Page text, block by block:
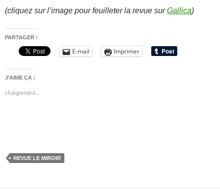
(cliquez sur l’image pour feuilleter la revue surGallica)
PARTAGER :
E-mail Imprimer
J’AIME ÇA :
chargement…
REVUE LE MIROIR